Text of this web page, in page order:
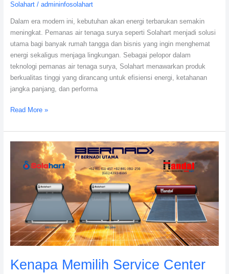
Solahart/ admininfosolahart
Dalam era modern ini, kebutuhan akan energi terbarukan semakin
meningkat. Pemanas air tenaga surya seperti Solahart menjadi solusi
utama bagi banyak rumah tangga dan bisnis yang ingin menghemat
energi sekaligus menjaga lingkungan. Sebagai pelopor dalam
teknologi pemanas air tenaga surya, Solahart menawarkan produk
berkualitas tinggi yang dirancang untuk efisiensi energi, ketahanan
jangka panjang, dan performa
Terintegrasi
Read More »
Kenapa Memilih Service Center
Memilih
Service
Solahart
Resmi?